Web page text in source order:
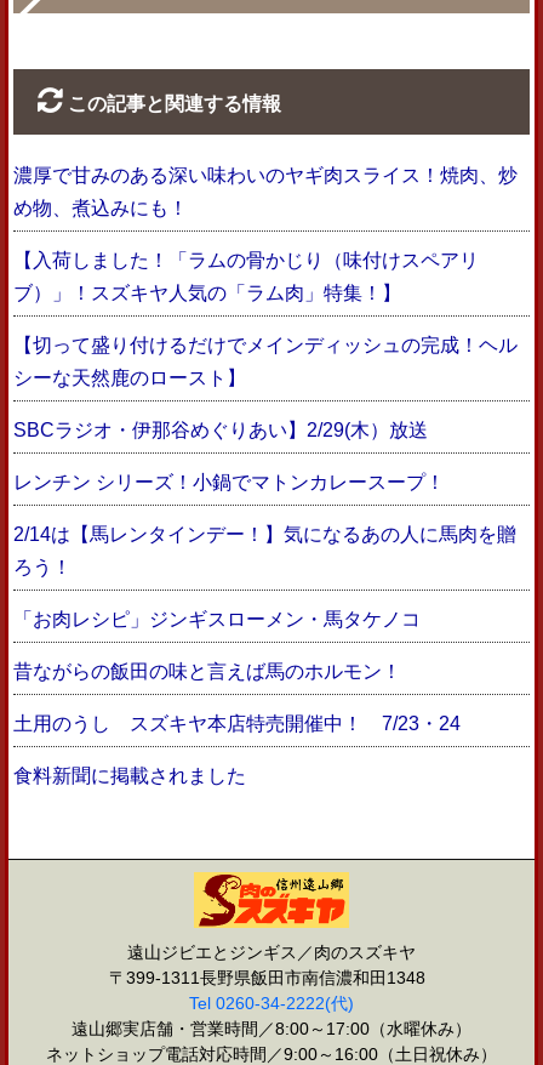
この記事と関連する情報
濃厚で甘みのある深い味わいのヤギ肉スライス！焼肉、炒
め物、煮込みにも！
【入荷しました！「ラムの骨かじり（味付けスペアリ
ブ）」！スズキヤ人気の「ラム肉」特集！】
【切って盛り付けるだけでメインディッシュの完成！ヘル
シーな天然鹿のロースト】
SBCラジオ・伊那谷めぐりあい】2/29(木）放送
レンチン シリーズ！小鍋でマトンカレースープ！
2/14は【馬レンタインデー！】気になるあの人に馬肉を贈
ろう！
「お肉レシピ」ジンギスローメン・馬タケノコ
昔ながらの飯田の味と言えば馬のホルモン！
土用のうし スズキヤ本店特売開催中！ 7/23・24
食料新聞に掲載されました
遠山ジビエとジンギス／肉のスズキヤ
〒399-1311長野県飯田市南信濃和田1348
Tel 0260-34-2222(代)
遠山郷実店舗・営業時間／8:00～17:00（水曜休み）
ネットショップ電話対応時間／9:00～16:00（土日祝休み）